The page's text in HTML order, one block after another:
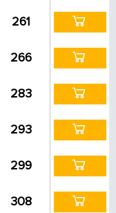
261
266
283
293
299
308